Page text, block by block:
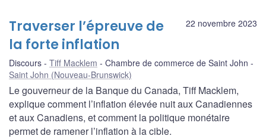
22 novembre 2023
Traverser l’épreuve de
la forte inflation
Discours Tiff Macklem
Chambre de commerce de Saint John
Saint John (Nouveau-Brunswick)
Le gouverneur de la Banque du Canada, Tiff Macklem,
explique comment l’inflation élevée nuit aux Canadiennes
et aux Canadiens, et comment la politique monétaire
permet de ramener l’inflation à la cible.